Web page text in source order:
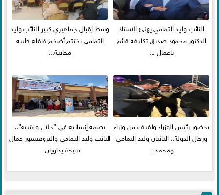
النائب وليد التمامي يهنئ الاستاذ
الدكتور محمود صديق تكليفة قائم
باعمال ...
وسط إقبال جماهيري كبير النائب وليد
التمامي يختتم أضخم قافلة طبية
مجانية...
بحضور رئيس الوزراء ولفيف من وزراء
ورجال الدولة.. النائبان وليد التمامي
ومحمد...
بصمة إنسانية في ”جلال وعتيبة”..
النائب وليد التمامي والبروفيسور جمال
شيحة يداويان...